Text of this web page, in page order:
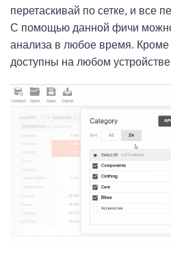
перетаскивай по сетке, и все
С помощью данной фичи
анализа в любое время. Кроме
доступны на любом